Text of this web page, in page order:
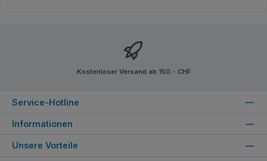
Kostenloser Versand ab 150.- CHF
Service-Hotline
Informationen
Unsere Vorteile